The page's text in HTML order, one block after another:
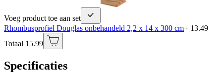
Voeg product toe aan set
Rhombusprofiel Douglas onbehandeld 2,2 x 14 x 300 cm+ 13.49
Totaal 15.99
Specificaties